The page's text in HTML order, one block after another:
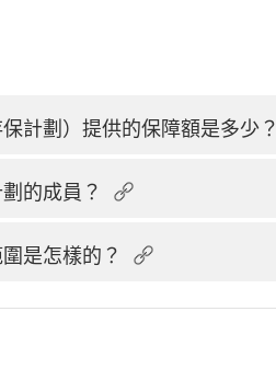
計劃）提供的保障額是多少？
的成員？
是怎樣的？